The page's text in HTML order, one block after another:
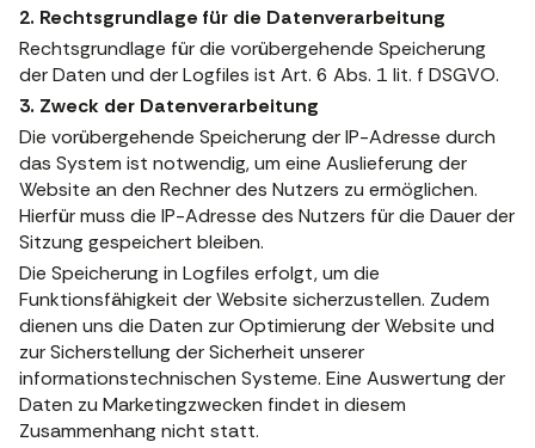
2. Rechtsgrundlage für die Datenverarbeitung
Rechtsgrundlage für die vorübergehende Speicherung
der Daten und der Logfiles ist Art. 6 Abs. 1 lit. f DSGVO.
3. Zweck der Datenverarbeitung
Die vorübergehende Speicherung der IP-Adresse durch
das System ist notwendig, um eine Auslieferung der
Website an den Rechner des Nutzers zu ermöglichen.
Hierfür muss die IP-Adresse des Nutzers für die Dauer der
Sitzung gespeichert bleiben.
Die Speicherung in Logfiles erfolgt, um die
Funktionsfähigkeit der Website sicherzustellen. Zudem
dienen uns die Daten zur Optimierung der Website und
zur Sicherstellung der Sicherheit unserer
informationstechnischen Systeme. Eine Auswertung der
Daten zu Marketingzwecken findet in diesem
Zusammenhang nicht statt.